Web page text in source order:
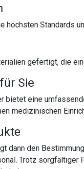
höchsten Standards
gefertigt, die
Sie
bietet eine
medizinischen
dann den
Trotz